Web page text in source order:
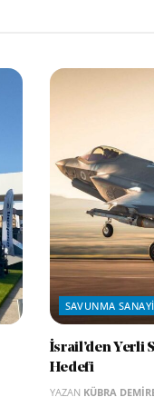
SAVUNMA
İsrail’den Yerli
Hedefi
YAZAN KÜBRA